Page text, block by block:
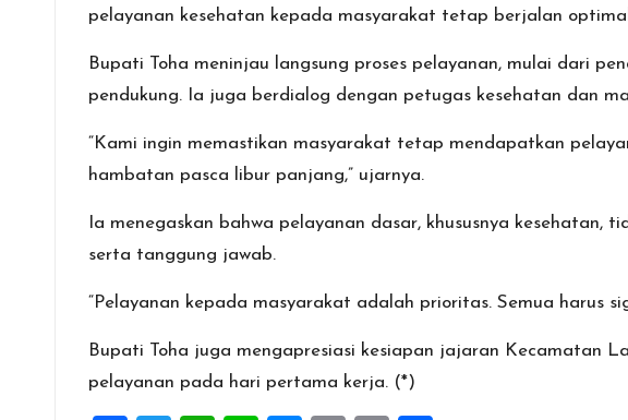
pelayanan kesehatan kepada masyarakat tetap berjalan
Bupati Toha meninjau langsung proses pelayanan, mulai dari
pendukung. Ia juga berdialog dengan petugas kesehatan dan
“Kami ingin memastikan masyarakat tetap mendapatkan
hambatan pasca libur panjang,” ujarnya.
Ia menegaskan bahwa pelayanan dasar, khususnya
serta tanggung jawab.
“Pelayanan kepada masyarakat adalah prioritas. Semua harus
Bupati Toha juga mengapresiasi kesiapan jajaran Kecamatan
pelayanan pada hari pertama kerja. (*)